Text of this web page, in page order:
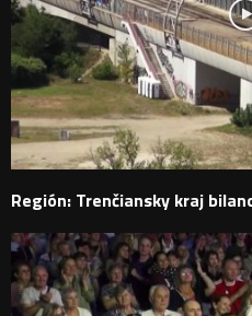
Región: Trenčiansky kraj